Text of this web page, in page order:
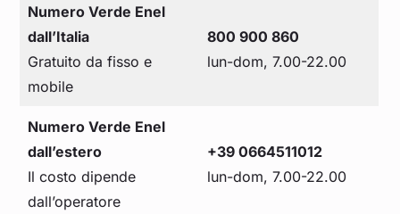
Numero Verde Enel
dall’Italia
Gratuito da fisso e
mobile
800 900 860
lun-dom, 7.00-22.00
Numero Verde Enel
dall’estero
Il costo dipende
dall’operatore
+39 0664511012
lun-dom, 7.00-22.00